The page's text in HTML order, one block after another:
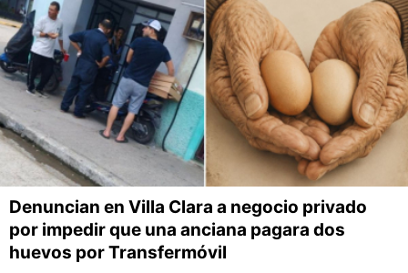
Denuncian en Villa Clara a negocio privado
por impedir que una anciana pagara dos
huevos por Transfermóvil